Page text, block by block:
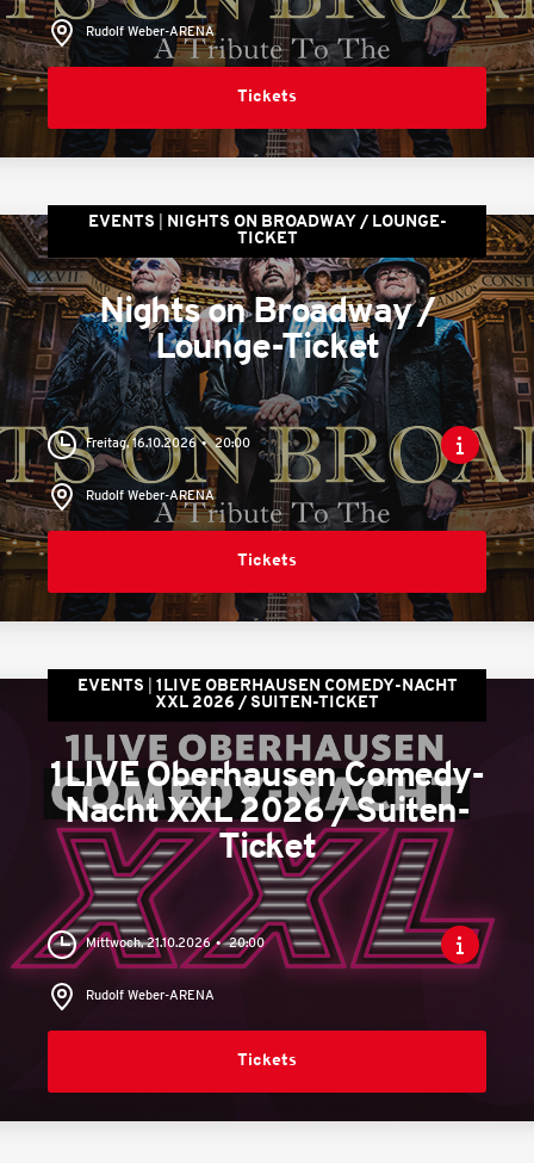
Rudolf Weber-ARENA
Tickets
EVENTS
NIGHTS ON BROADWAY / LOUNGE-
TICKET
Nights on Broadway /
Lounge-Ticket
Freitag, 16.10.2026 20:00
Rudolf Weber-ARENA
Tickets
EVENTS
1LIVE OBERHAUSEN COMEDY-NACHT
XXL 2026 / SUITEN-TICKET
1LIVE Oberhausen Comedy-
Nacht XXL 2026 / Suiten-
Ticket
Mittwoch, 21.10.2026 20:00
Rudolf Weber-ARENA
Tickets